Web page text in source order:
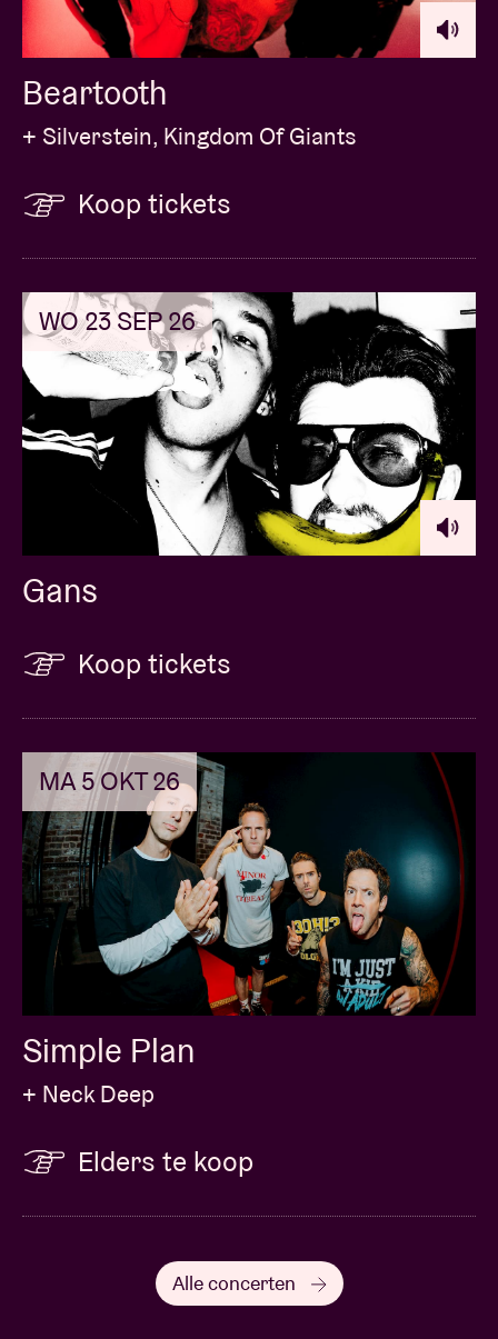
Beartooth
+ Silverstein, Kingdom Of Giants
Koop tickets
WO 23 SEP 26
Gans
Koop tickets
MA 5 OKT 26
Simple Plan
+ Neck Deep
Elders te koop
Alle concerten